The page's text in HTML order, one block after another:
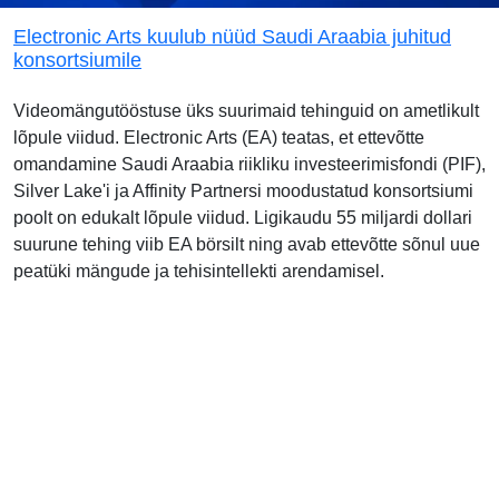
Electronic Arts kuulub nüüd Saudi Araabia juhitud
konsortsiumile
Videomängutööstuse üks suurimaid tehinguid on ametlikult
lõpule viidud. Electronic Arts (EA) teatas, et ettevõtte
omandamine Saudi Araabia riikliku investeerimisfondi (PIF),
Silver Lake'i ja Affinity Partnersi moodustatud konsortsiumi
poolt on edukalt lõpule viidud. Ligikaudu 55 miljardi dollari
suurune tehing viib EA börsilt ning avab ettevõtte sõnul uue
peatüki mängude ja tehisintellekti arendamisel.